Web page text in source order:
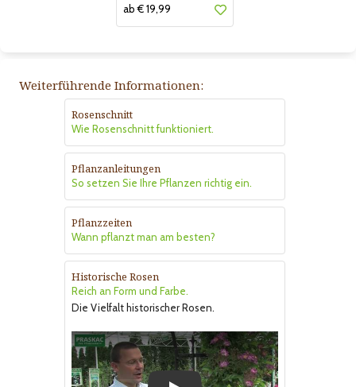
ab € 19,99
Weiterführende Informationen:
Rosenschnitt
Wie Rosenschnitt funktioniert.
Pflanzanleitungen
So setzen Sie Ihre Pflanzen richtig ein.
Pflanzzeiten
Wann pflanzt man am besten?
Historische Rosen
Reich an Form und Farbe.
Die Vielfalt historischer Rosen.